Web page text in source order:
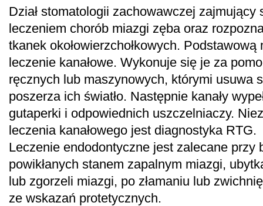
Dział stomatologii zachowawczej zajmujący
leczeniem chorób miazgi zęba oraz
tkanek okołowierzchołkowych.
leczenie kanałowe. Wykonuje się je za
ręcznych lub maszynowych, którymi usuwa
poszerza ich światło. Następnie kanały
gutaperki i odpowiednich uszczelniaczy.
leczenia kanałowego jest diagnostyka RTG.
Leczenie endodontyczne jest zalecane przy
powikłanych stanem zapalnym miazgi,
lub zgorzeli miazgi, po złamaniu lub
ze wskazań protetycznych.